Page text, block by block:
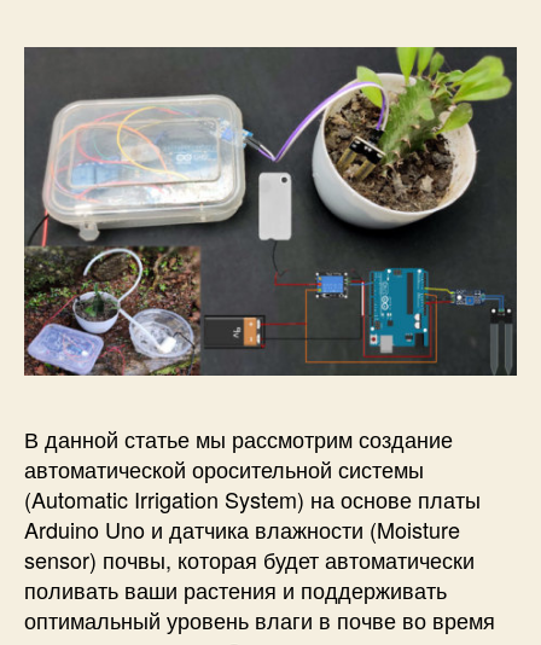
н
а
я
с
и
с
т
е
а
d
u
i
n
o
U
n
В данной статье мы рассмотрим создание
автоматической оросительной системы
(Automatic Irrigation System) на основе платы
Arduino Uno и датчика влажности (Moisture
sensor) почвы, которая будет автоматически
поливать ваши растения и поддерживать
оптимальный уровень влаги в почве во время